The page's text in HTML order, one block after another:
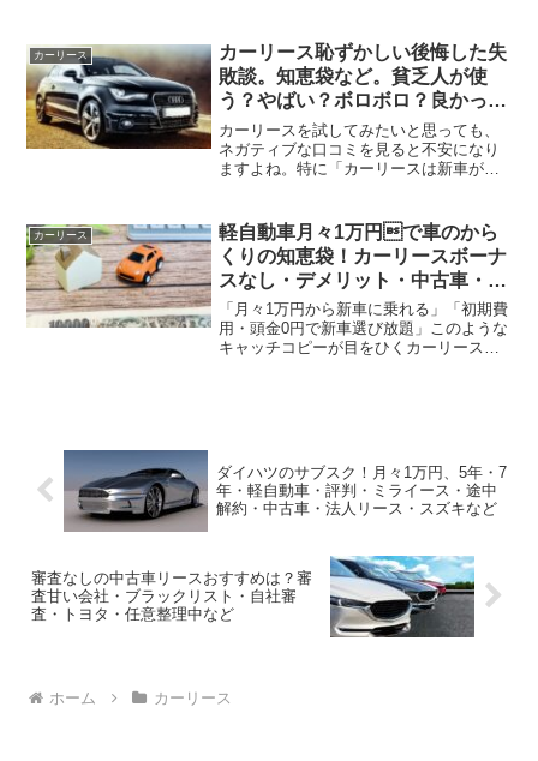
に安心して利用できるのか？デメリット
はないのか？審査は厳しい...
カーリース
カーリース恥ずかしい後悔した失
敗談。知恵袋など。貧乏人が使
う？やばい？ボロボロ？良かった
体験談・2ch
カーリースを試してみたいと思っても、
ネガティブな口コミを見ると不安になり
ますよね。特に「カーリースは新車が買
懸念は、多くの方が抱えています。そこ
で本記事では、知恵袋を中...
カーリース
軽自動車月々1万円で車のから
くりの知恵袋！カーリースボーナ
スなし・デメリット・中古車・審
査
「月々1万円から新車に乗れる」「初期費
用・頭金0円で新車選び放題」このような
キャッチコピーが目をひくカーリースで
ダイハツのサブスク！月々1万円、5年・7
年・軽自動車・評判・ミライース・途中
解約・中古車・法人リース・スズキなど
審査なしの中古車リースおすすめは？審
査甘い会社・ブラックリスト・自社審
査・トヨタ・任意整理中など
ホーム カーリース